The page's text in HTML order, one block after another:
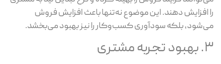
را افزایش دهند. این موضوع نه‌تنها باعث افزایش فروش
می‌شود، بلکه سودآوری کسب‌وکار را نیز بهبود می‌بخشد.
۳. بهبود تجربه مشتری